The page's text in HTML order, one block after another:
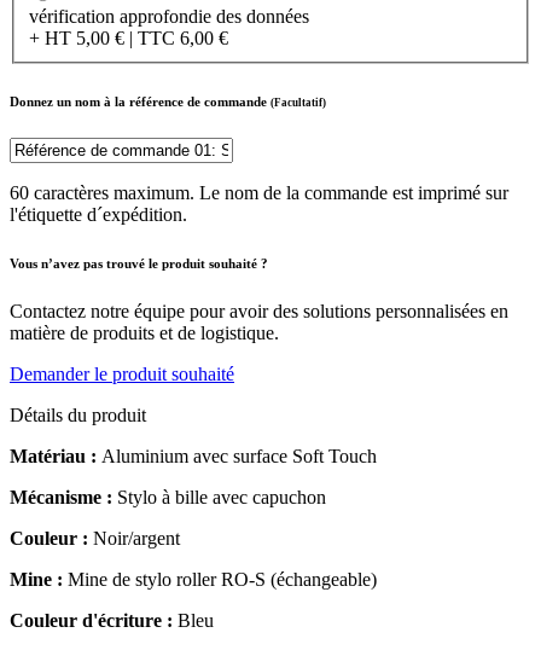
vérification approfondie des données
+ HT 5,00 € | TTC 6,00 €
Donnez un nom à la référence de commande (Facultatif)
60 caractères maximum. Le nom de la commande est imprimé sur
l'étiquette d´expédition.
Vous n’avez pas trouvé le produit souhaité ?
Contactez notre équipe pour avoir des solutions personnalisées en
matière de produits et de logistique.
Demander le produit souhaité
Détails du produit
Matériau : Aluminium avec surface Soft Touch
Mécanisme : Stylo à bille avec capuchon
Couleur : Noir/argent
Mine : Mine de stylo roller RO-S (échangeable)
Couleur d'écriture : Bleu